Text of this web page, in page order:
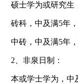
硕士学为或研究生
砖科，中 及满5年
中砖 ，中 及满5年
2 、非泉 日制：
本或学士学为 ，中